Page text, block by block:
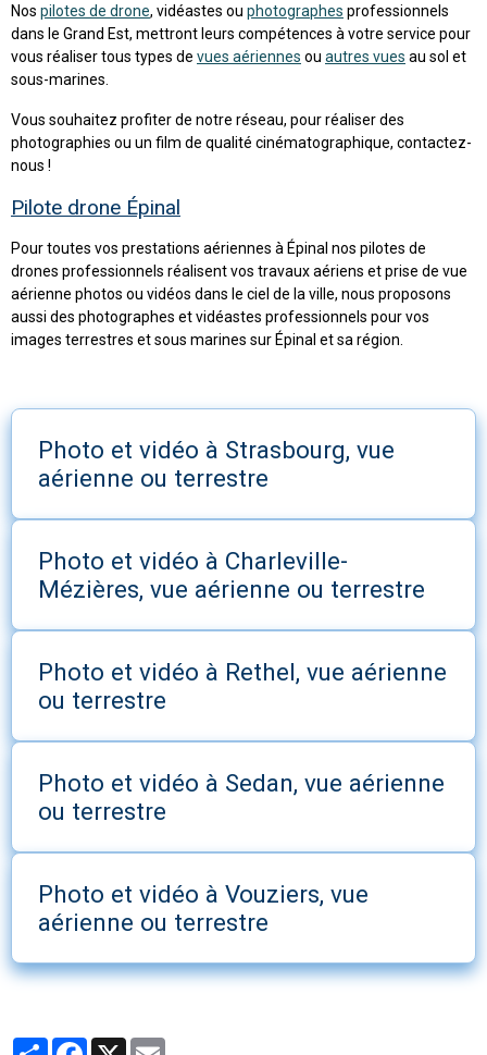
Nos pilotes de drone, vidéastes ou photographes professionnels
dans le Grand Est, mettront leurs compétences à votre service pour
vous réaliser tous types de vues aériennes ou autres vues au sol et
sous-marines.
Vous souhaitez profiter de notre réseau, pour réaliser des
photographies ou un film de qualité cinématographique, contactez-
nous !
Pilote drone Épinal
Pour toutes vos prestations aériennes à Épinal nos pilotes de
drones professionnels réalisent vos travaux aériens et prise de vue
aérienne photos ou vidéos dans le ciel de la ville, nous proposons
aussi des photographes et vidéastes professionnels pour vos
images terrestres et sous marines sur Épinal et sa région.
Photo et vidéo à Strasbourg, vue
aérienne ou terrestre
Photo et vidéo à Charleville-
Mézières, vue aérienne ou terrestre
Photo et vidéo à Rethel, vue aérienne
ou terrestre
Photo et vidéo à Sedan, vue aérienne
ou terrestre
Photo et vidéo à Vouziers, vue
aérienne ou terrestre
PartagerFacebook
X